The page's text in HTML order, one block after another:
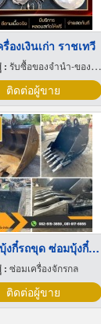
องเงินเก่า ราชเทวี
: รับซื้อของจำนำ-ของมีค่า
ติดต่อผู้ขาย
รับซ่อมบุ้งกี๋รถขุด ซ่อมบุ้งกี๋รถตัก
: ซ่อมเครื่องจักรกล
ติดต่อผู้ขาย